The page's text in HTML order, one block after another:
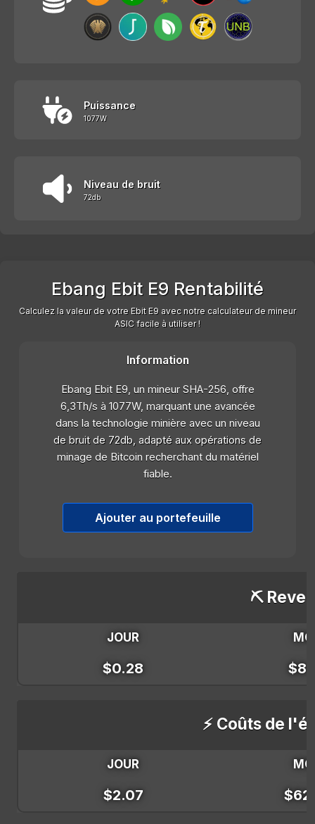
Puissance
1077W
Niveau de bruit
72db
Ebang Ebit E9 Rentabilité
Calculez la valeur de votre Ebit E9 avec notre calculateur de mineur
ASIC facile à utiliser !
Information
Ebang Ebit E9, un mineur SHA-256, offre
6,3Th/s à 1077W, marquant une avancée
dans la technologie minière avec un niveau
de bruit de 72db, adapté aux opérations de
minage de Bitcoin recherchant du matériel
fiable.
Ajouter au portefeuille
⛏️
JOUR
$0.28
⚡ Coûts de
JOUR
$2.07